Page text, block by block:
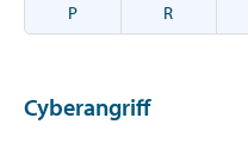
P R
Cyberangriff